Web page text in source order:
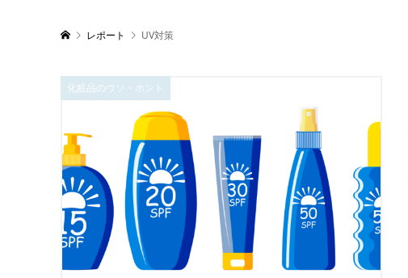
レポート UV対策
化粧品のウソ・ホント